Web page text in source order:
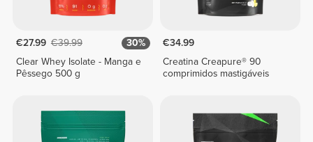
€27.99 €39.99
30%
Clear Whey Isolate - Manga e
Pêssego 500 g
€34.99
Creatina Creapure® 90
comprimidos mastigáveis